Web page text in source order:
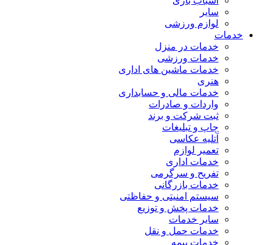
سایر
لوازم ورزشی
خدمات
خدمات در منزل
خدمات ورزشی
خدمات ماشین های اداری
هنری
خدمات مالی و حسابداری
واردات و صادرات
ثبت شرکت و برند
چاپ و تبلیغات
آتلیه عکاسی
تعمیر لوازم
خدمات اداری
تفریح و سرگرمی
خدمات بازرگانی
سیستم امنیتی و حفاظتی
خدمات پخش و توزیع
سایر خدمات
خدمات حمل و نقل
خدمات بیمه